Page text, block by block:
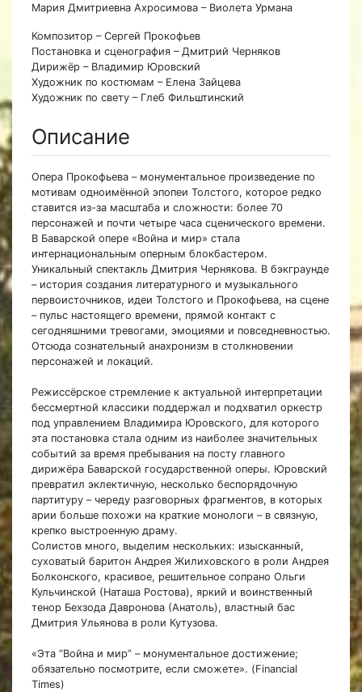
Мария Дмитриевна Ахросимова – Виолета Урмана
Композитор – Сергей Прокофьев
Постановка и сценография – Дмитрий Черняков
Дирижёр – Владимир Юровский
Художник по костюмам – Елена Зайцева
Художник по свету – Глеб Фильштинский
Описание
Опера Прокофьева – монументальное произведение по
мотивам одноимённой эпопеи Толстого, которое редко
ставится из-за масштаба и сложности: более 70
персонажей и почти четыре часа сценического времени.
В Баварской опере «Война и мир» стала
интернациональным оперным блокбастером.
Уникальный спектакль Дмитрия Чернякова. В бэкграунде
– история создания литературного и музыкального
первоисточников, идеи Толстого и Прокофьева, на сцене
– пульс настоящего времени, прямой контакт с
сегодняшними тревогами, эмоциями и повседневностью.
Отсюда сознательный анахронизм в столкновении
персонажей и локаций.
Режиссёрское стремление к актуальной интерпретации
бессмертной классики поддержал и подхватил оркестр
под управлением Владимира Юровского, для которого
эта постановка стала одним из наиболее значительных
событий за время пребывания на посту главного
дирижёра Баварской государственной оперы. Юровский
превратил эклектичную, несколько беспорядочную
партитуру – череду разговорных фрагментов, в которых
арии больше похожи на краткие монологи – в связную,
крепко выстроенную драму.
Солистов много, выделим нескольких: изысканный,
суховатый баритон Андрея Жилиховского в роли Андрея
Болконского, красивое, решительное сопрано Ольги
Кульчинской (Наташа Ростова), яркий и воинственный
тенор Бехзода Давронова (Анатоль), властный бас
Дмитрия Ульянова в роли Кутузова.
«Эта “Война и мир” – монументальное достижение;
обязательно посмотрите, если сможете». (Financial
Times)